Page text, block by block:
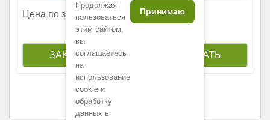
Цена по запросу 163 200р.
Продолжая
пользоваться
этим сайтом,
вы
соглашаетесь
на
использование
cookie и
обработку
данных в
Принимаю